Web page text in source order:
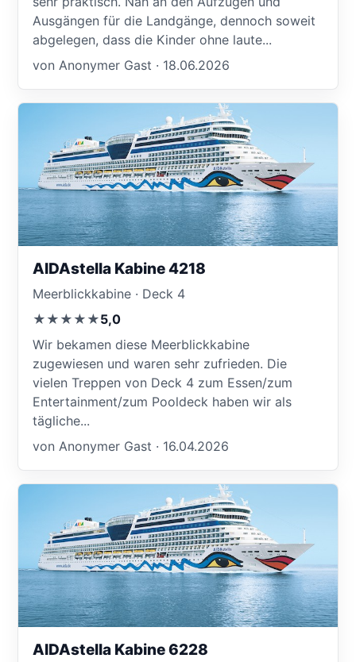
Ausgängen für die Landgänge, dennoch soweit
abgelegen, dass die Kinder ohne laute...
von Anonymer Gast · 18.06.2026
AIDAstella Kabine 4218
Meerblickkabine · Deck 4
★★★★★5,0
Wir bekamen diese Meerblickkabine
zugewiesen und waren sehr zufrieden. Die
vielen Treppen von Deck 4 zum Essen/zum
Entertainment/zum Pooldeck haben wir als
tägliche...
von Anonymer Gast · 16.04.2026
AIDAstella Kabine 6228